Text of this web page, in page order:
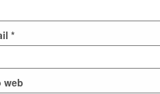
*
web